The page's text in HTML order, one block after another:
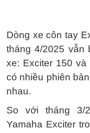
Dòng xe côn tay
tháng 4/2025 vẫn
xe: Exciter 150
có nhiều phiên
nhau.
So với tháng 3/
Yamaha Exciter